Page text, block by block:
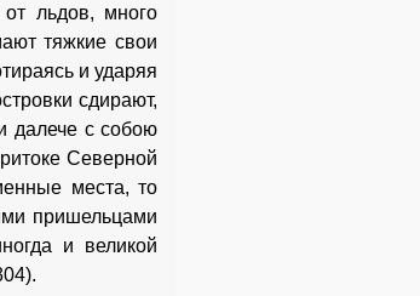
льдов, много
тяжкие свои
и ударяя
сдирают,
далече с собою
Северной
места, то
пришельцами
и великой